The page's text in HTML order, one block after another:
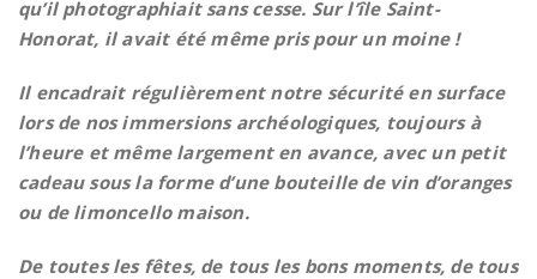
qu’il photographiait sans cesse. Sur l’île Saint-
Honorat, il avait été même pris pour un moine !
Il encadrait régulièrement notre sécurité en surface
lors de nos immersions archéologiques, toujours à
l’heure et même largement en avance, avec un petit
cadeau sous la forme d’une bouteille de vin d’oranges
ou de limoncello maison.
De toutes les fêtes, de tous les bons moments, de tous